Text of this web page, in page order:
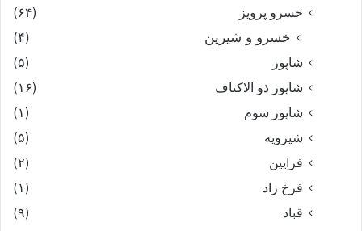
خسرو پرویز
(۶۴)
خسرو و شیرین (۴)
شاپور
(۵)
شاپور ذو الاکتاف
(۱۶)
شاپور سوم‏
(۱)
شیرویه
(۵)
فرایین
(۲)
فرخ زاد
(۱)
قباد
(۹)